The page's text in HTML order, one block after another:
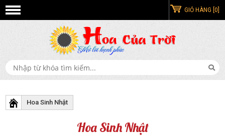
GIỎ HÀNG [0]
Hoa Sinh Nhật
Hoa Sinh Nhật